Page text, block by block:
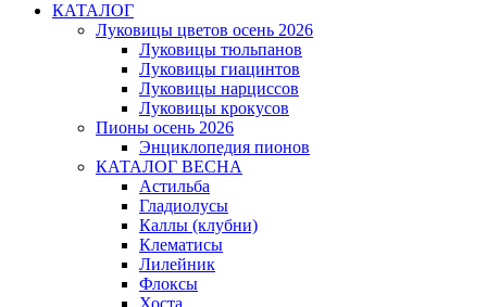
КАТАЛОГ
Луковицы цветов осень 2026
Луковицы тюльпанов
Луковицы гиацинтов
Луковицы нарциссов
Луковицы крокусов
Пионы осень 2026
Энциклопедия пионов
КАТАЛОГ ВЕСНА
Астильба
Гладиолусы
Каллы (клубни)
Клематисы
Лилейник
Флоксы
Хоста